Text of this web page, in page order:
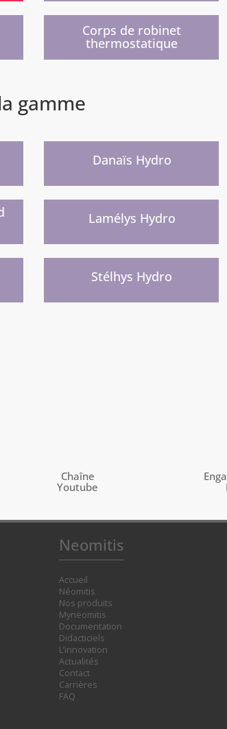
Corps de robinet
thermostatique
gamme
Danaïs Hydro
Lamélys Hydro
Stélhys Hydro
Chaîne
Youtube
Neomitis
Accueil
Néomitis
Nos produits
Myneomitis
Documentation
Didacticiels
L’innovation
Actualités
Contact
Carrières
FAQ